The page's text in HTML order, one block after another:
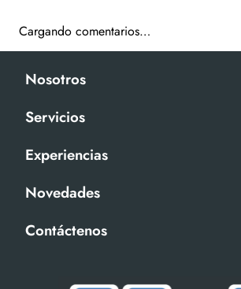
Cargando comentarios…
Nosotros
Servicios
Experiencias
Novedades
Contáctenos